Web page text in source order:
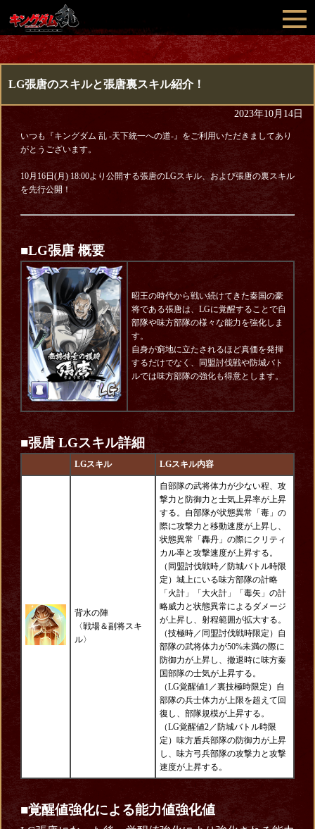
LG張唐のスキルと張唐裏スキル紹介！
2023年10月14日
いつも『キングダム 乱 -天下統一への道-』をご利用いただきましてあり
がとうございます。
10月16日(月) 18:00より公開する張唐のLGスキル、および張唐の裏スキル
を先行公開！
■LG張唐 概要
昭王の時代から戦い続けてきた秦国の豪
将である張唐は、LGに覚醒することで自
部隊や味方部隊の様々な能力を強化しま
す。
自身が窮地に立たされるほど真価を発揮
するだけでなく、同盟討伐戦や防城バト
ルでは味方部隊の強化も得意とします。
■張唐LGスキル詳細
LGスキル LGスキル内容
背水の陣
〈戦場＆副将スキ
ル〉
自部隊の武将体力が少ない程、攻
撃力と防御力と士気上昇率が上昇
する。自部隊が状態異常「毒」の
際に攻撃力と移動速度が上昇し、
状態異常「轟丹」の際にクリティ
カル率と攻撃速度が上昇する。
（同盟討伐戦時／防城バトル時限
定）城上にいる味方部隊の計略
「火計」「大火計」「毒矢」の計
略威力と状態異常によるダメージ
が上昇し、射程範囲が拡大する。
（技極時／同盟討伐戦時限定）自
部隊の武将体力が50%未満の際に
防御力が上昇し、撤退時に味方秦
国部隊の士気が上昇する。
（LG覚醒値1／裏技極時限定）自
部隊の兵士体力が上限を超えて回
復し、部隊規模が上昇する。
（LG覚醒値2／防城バトル時限
定）味方盾兵部隊の防御力が上昇
し、味方弓兵部隊の攻撃力と攻撃
速度が上昇する。
■覚醒値強化による能力値強化値